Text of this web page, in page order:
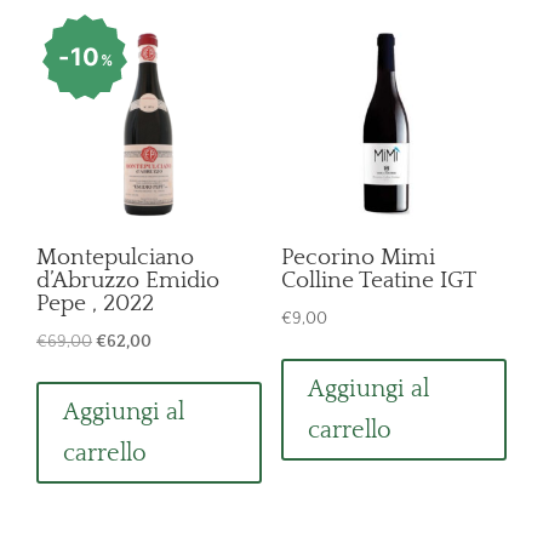
10%
Montepulciano
d’Abruzzo Emidio
Pepe , 2022
€69,00Il
originale
€69,00.
€62,00
attuale
Aggiungi al
carrello
Pecorino Mimi
Colline Teatine IGT
€9,00
Aggiungi al
carrello